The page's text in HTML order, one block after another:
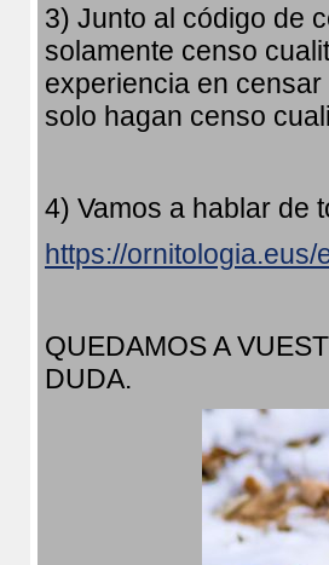
3) Junto al código de
solamente censo
experiencia en
solo hagan censo
4) Vamos a hablar de
https://
QUEDAMOS A
DUDA.